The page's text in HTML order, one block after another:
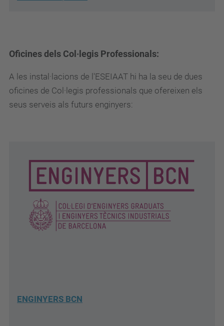
Oficines dels Col·legis Professionals:
A les instal·lacions de l'ESEIAAT hi ha la seu de dues
oficines de Col·legis professionals que ofereixen els
seus serveis als futurs enginyers:
ENGINYERS BCN